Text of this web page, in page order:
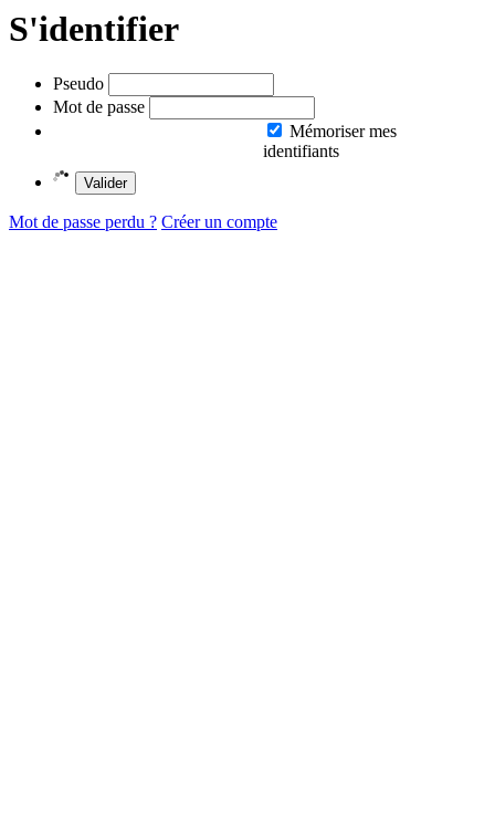
S'identifier
Pseudo
Mot de passe
Mémoriser mes
identifiants
Valider
Mot de passe perdu ? Créer un compte